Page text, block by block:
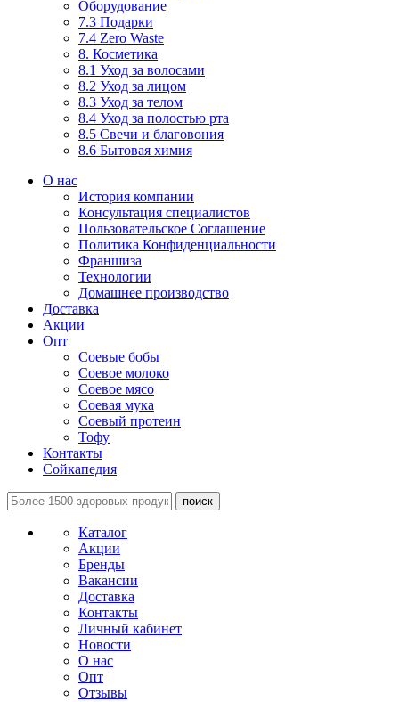
Оборудование
7.3 Подарки
7.4 Zero Waste
8. Косметика
8.1 Уход за волосами
8.2 Уход за лицом
8.3 Уход за телом
8.4 Уход за полостью рта
8.5 Свечи и благовония
8.6 Бытовая химия
О нас
История компании
Консультация специалистов
Пользовательское Соглашение
Политика Конфиденциальности
Франшиза
Технологии
Домашнее производство
Доставка
Акции
Опт
Соевые бобы
Соевое молоко
Соевое мясо
Соевая мука
Соевый протеин
Тофу
Контакты
Сойкапедия
поиск
Каталог
Акции
Бренды
Вакансии
Доставка
Контакты
Личный кабинет
Новости
О нас
Опт
Отзывы